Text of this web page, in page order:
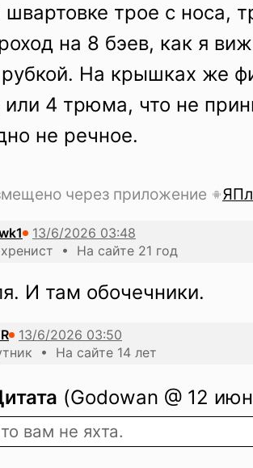
швартовке трое с носа,
на 8 бэев, как я
На крышках же
или 4 трюма, что не
не речное.
через приложение
• На сайте 21 год
И там обочечники.
• На сайте 14 лет
(Godowan @ 12
вам не яхта.